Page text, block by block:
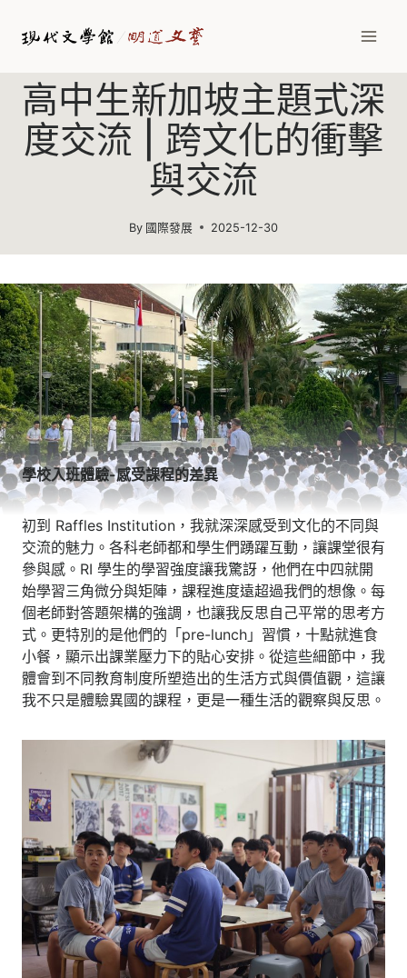
高中生新加坡主題式深
度交流 | 跨文化的衝擊
與交流
By 國際發展 2025-12-30
學校入班體驗-感受課程的差異
初到 Raffles Institution，我就深深感受到文化的不同與
交流的魅力。各科老師都和學生們踴躍互動，讓課堂很有
參與感。RI 學生的學習強度讓我驚訝，他們在中四就開
始學習三角微分與矩陣，課程進度遠超過我們的想像。每
個老師對答題架構的強調，也讓我反思自己平常的思考方
式。更特別的是他們的「pre-lunch」習慣，十點就進食
小餐，顯示出課業壓力下的貼心安排。從這些細節中，我
體會到不同教育制度所塑造出的生活方式與價值觀，這讓
我不只是體驗異國的課程，更是一種生活的觀察與反思。